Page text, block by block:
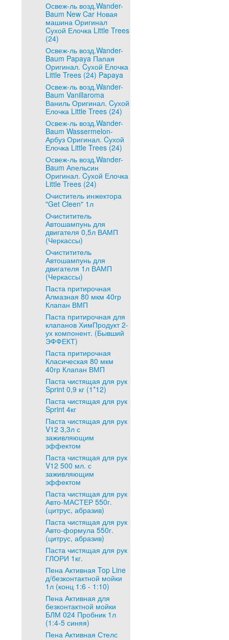
Освеж-ль возд.Wander-
Baum New Car Новая
машина Оригинал
Cухой Елочка Little Trees
(24)
Освеж-ль возд.Wander-
Baum Papaya Папая
Оригинал. Cухой Елочка
Little Trees (24) Papaya
Освеж-ль возд.Wander-
Baum Vanillaroma
Ваниль Оригинал. Cухой
Елочка Little Trees (24)
Освеж-ль возд.Wander-
Baum Wassermelon-
Арбуз Оригинал. Cухой
Елочка Little Trees (24)
Освеж-ль возд.Wander-
Baum Апельсин
Оригинал. Cухой Елочка
Little Trees (24)
Очиститель инжектора
"Get Cleen" 1л
Очистититель
Автошампунь для
двигателя 0,5л ВАМП
(Черкассы)
Очистититель
Автошампунь для
двигателя 1л ВАМП
(Черкассы)
Паста притирочная
Алмазная 80 мкм 40гр
Клапан ВМП
Паста притирочная для
клапанов ХимПродукт 2-
ух компонент. (Бывший
ЭФФЕКТ)
Паста притирочная
Класическая 80 мкм
40гр Клапан ВМП
Паста чистящая для рук
Sprint 0,9 кг (1*12)
Паста чистящая для рук
Sprint 4кг
Паста чистящая для рук
V12 3,3л с
заживляющим
эффектом
Паста чистящая для рук
V12 500 мл. с
заживляющим
эффектом
Паста чистящая для рук
Авто-МАСТЕР 550г.
(цитрус, абразив)
Паста чистящая для рук
Авто-формула 550г.
(цитрус, абразив)
Паста чистящая для рук
ГЛОРИ 1кг.
Пена Активная Top Line
д/безконтактной мойки
1л (конц 1:6 - 1:10)
Пена Активная для
безконтактной мойки
БЛМ 024 Пробник 1л
(1:4-5 синяя)
Пена Активная Стелс